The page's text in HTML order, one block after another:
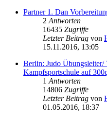
Partner 1. Dan
2 Antworten
16435 Zugriffe
Letzter Beitrag von
15.11.2016, 13:05
Berlin: Judo Übungsleiter/
Kampfsportschule auf
1 Antworten
14806 Zugriffe
Letzter Beitrag von
01.05.2016, 18:37